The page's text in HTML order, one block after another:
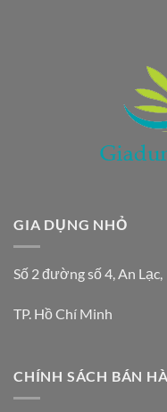
GIA DỤNG NHỎ
Số 2 đường số 4, An Lạc,
TP. Hồ Chí Minh
CHÍNH SÁCH BÁN